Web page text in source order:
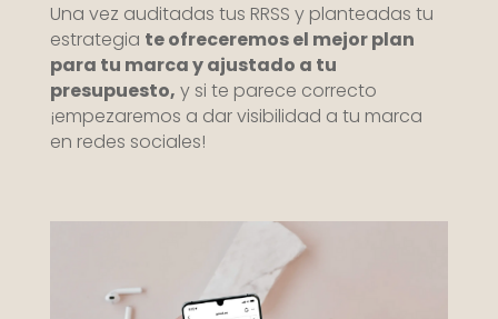
Una vez auditadas tus RRSS y planteadas tu
estrategia te ofreceremos el mejor plan
para tu marca y ajustado a tu
presupuesto, y si te parece correcto
¡empezaremos a dar visibilidad a tu marca
en redes sociales!